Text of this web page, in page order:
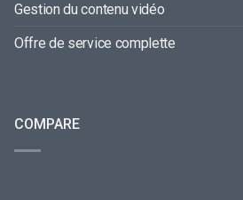
Gestion du contenu vidéo
Offre de service complette
COMPARE